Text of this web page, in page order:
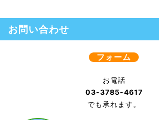
お問い合わせ
フォーム
お電話
03-3785-4617
でも承れます。